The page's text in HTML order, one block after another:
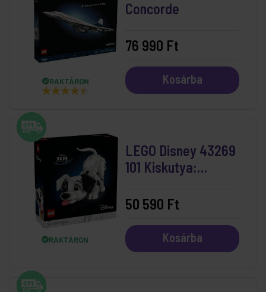
RAKTÁRON
Concorde
76 990 Ft
Kosárba
RAKTÁRON
LEGO Disney 43269
101 Kiskutya:
50 590 Ft
Kosárba